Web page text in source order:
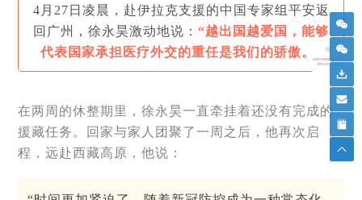
4月27日凌晨，赴伊拉克支援的中国专家组平安返
回广州，徐永昊激动地说： “越出国越爱国，能够
代表国家承担医疗外交的重任是我们的骄傲。”
在两周的休整期里，徐永昊一直牵挂着还没有完成的
援藏任务。回家与家人团聚了一周之后，他再次启
程，远赴西藏高原，他说：